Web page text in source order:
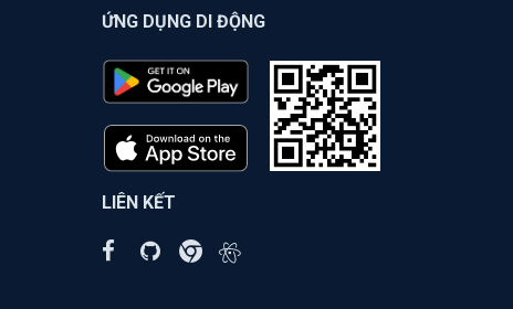
ỨNG DỤNG DI ĐỘNG
LIÊN KẾT